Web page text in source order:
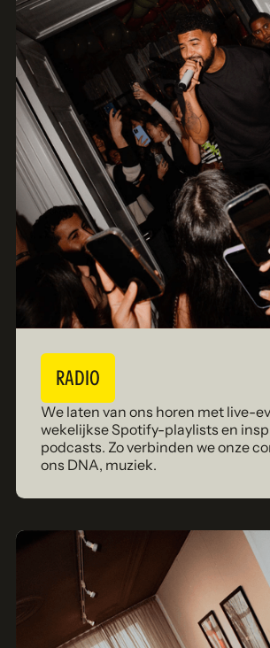
RADIO
We laten van ons horen met live-
wekelijkse Spotify-playlists en
podcasts. Zo verbinden we onze
ons DNA, muziek.